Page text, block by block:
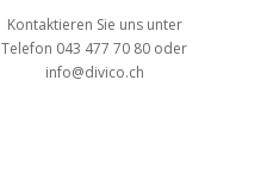
Kon­tak­tie­ren Sie uns unter
Tele­fon 043 477 70 80 oder
info@divico.ch